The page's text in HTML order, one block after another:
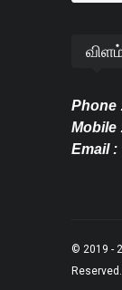
Phone
Mobile
Email :
© 2019 -